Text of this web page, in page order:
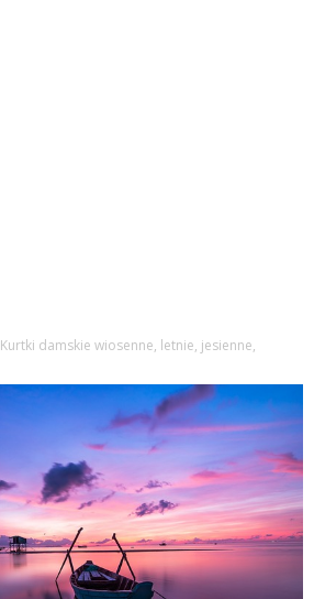
Kurtki damskie wiosenne, letnie, jesienne,